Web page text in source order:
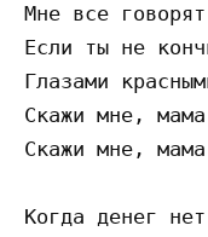
Мне все
Если ты не
Глазами
Скажи мне,
Скажи мне,
Когда денег